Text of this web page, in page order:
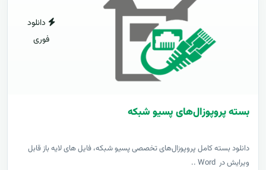
دانلود
فوری
بسته پروپوزال‌های پسیو شبکه
دانلود بسته کامل پروپوزال‌های تخصصی پسیو شبکه، فایل های لایه باز قابل
ویرایش در Word ..